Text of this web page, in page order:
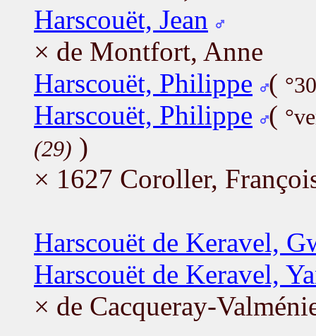
Harscouët, Jean
× de Montfort, Anne
Harscouët, Philippe (
Harscouët, Philippe (
(29) )
× 1627 Coroller,
Harscouët de Keravel,
Harscouët de Keravel,
× de Cacqueray-